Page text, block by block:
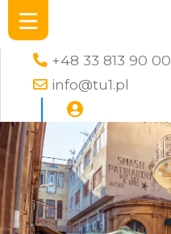
+48 33 813 90 00
info@tu1.pl